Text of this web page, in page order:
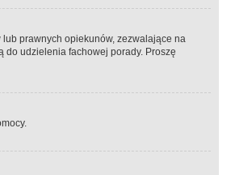
prawnych opiekunów, zezwalające na
do udzielenia fachowej porady. Proszę